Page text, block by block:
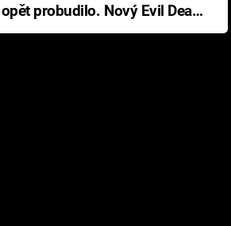
opět probudilo. Nový Evil Dead
přichází s neodolatelnou